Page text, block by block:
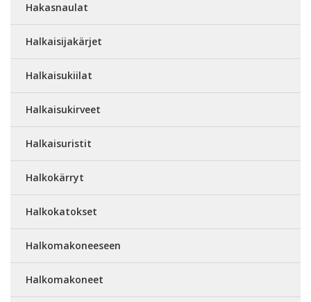
Hakasnaulat
Halkaisijakärjet
Halkaisukiilat
Halkaisukirveet
Halkaisuristit
Halkokärryt
Halkokatokset
Halkomakoneeseen
Halkomakoneet